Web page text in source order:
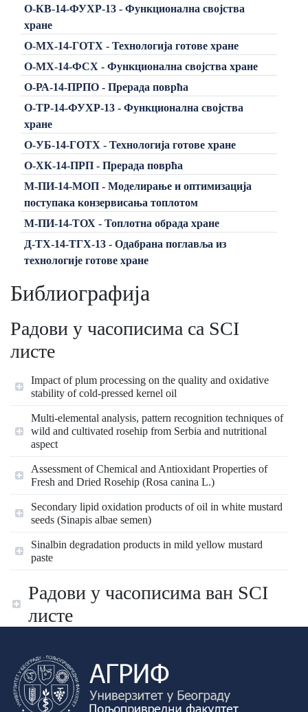
О-КВ-14-ФУХР-13 - Функционална својства
хране
О-МХ-14-ГОТХ - Технологија готове хране
О-МХ-14-ФСХ - Функционална својства хране
О-РА-14-ПРПО - Прерада поврћа
О-ТР-14-ФУХР-13 - Функционална својства
хране
О-УБ-14-ГОТХ - Технологија готове хране
О-ХК-14-ПРП - Прерада поврћа
М-ПИ-14-МОП - Моделирање и оптимизација
поступака конзервисања топлотом
М-ПИ-14-ТОХ - Топлотна обрада хране
Д-ТХ-14-ТГХ-13 - Одабрана поглавља из
технологије готове хране
Библиографија
Радови у часописима са SCI
листе
Impact of plum processing on the quality and oxidative
stability of cold-pressed kernel oil
Multi-elemental analysis, pattern recognition techniques of
wild and cultivated rosehip from Serbia and nutritional
aspect
Assessment of Chemical and Antioxidant Properties of
Fresh and Dried Rosehip (Rosa canina L.)
Secondary lipid oxidation products of oil in white mustard
seeds (Sinapis albae semen)
Sinalbin degradation products in mild yellow mustard
paste
Радови у часописима ван SCI
листе